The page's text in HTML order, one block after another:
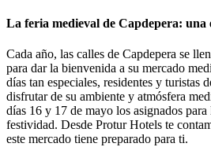
La feria medieval de Capdepera: una
Cada año, las calles de Capdepera se
para dar la bienvenida a su mercado
días tan especiales, residentes y turistas
disfrutar de su ambiente y atmósfera
días 16 y 17 de mayo los asignados para
festividad. Desde Protur Hotels te
este mercado tiene preparado para ti.